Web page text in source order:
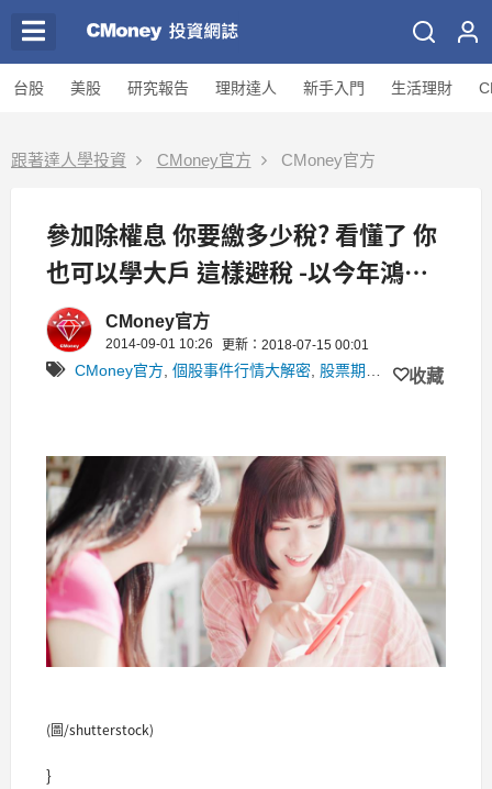
台股 美股 研究報告 理財達人 新手入門 生活理財
跟著達人學投資 CMoney官方 CMoney官方
參加除權息 你要繳多少稅? 看懂了 你
也可以學大戶 這樣避稅 -以今年鴻海
(2317)為例CMoney官方
2014-09-01 10:26 更新：2018-07-15 00:01
CMoney官方 個股事件行情大解密 股票期貨 理財專區
收藏
(圖/shutterstock)
}